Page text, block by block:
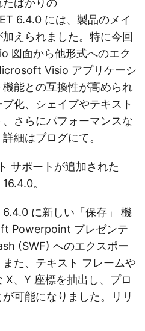
ばかりの
6.4.0 には、製品のメイ
えられました。特に今回
図面から他形式へのエク
Visio アプリケーシ
能との互換性が高められ
化、シェイプやテキスト
さらにパフォーマンスな
詳細はブログにて。
サポートが追加された
。
に新しい「保存」 機
Powerpoint プレゼンテ
(SWF) へのエクスポー
た、テキスト フレームや
X、Y 座標を抽出し、プロ
可能になりました。
リリ